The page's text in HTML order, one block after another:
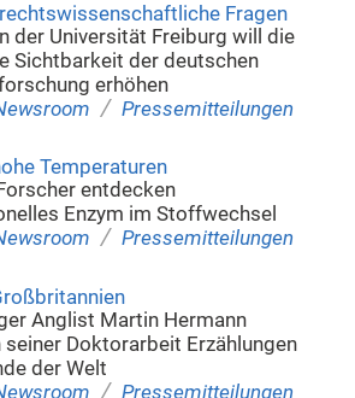
Fragen
der Universität Freiburg will die
Sichtbarkeit der deutschen
erhöhen
/ Pressemitteilungen
Temperaturen
entdecken
Enzym im Stoffwechsel
/ Pressemitteilungen
Anglist Martin Hermann
Doktorarbeit Erzählungen
der Welt
/ Pressemitteilungen